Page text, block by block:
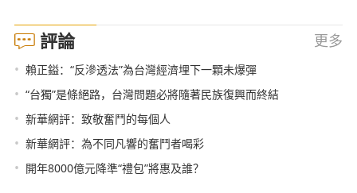
評論 更多
• 賴正鎰：“反滲透法”為台灣經濟埋下一顆未爆彈
• “台獨”是條絕路，台灣問題必將隨著民族復興而終結
• 新華網評：致敬奮鬥的每個人
• 新華網評：為不同凡響的奮鬥者喝彩
• 開年8000億元降準“禮包”將惠及誰？